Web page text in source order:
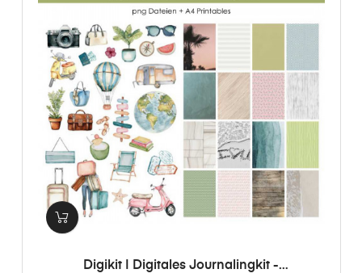
Digikit | Digitales Journalingkit -